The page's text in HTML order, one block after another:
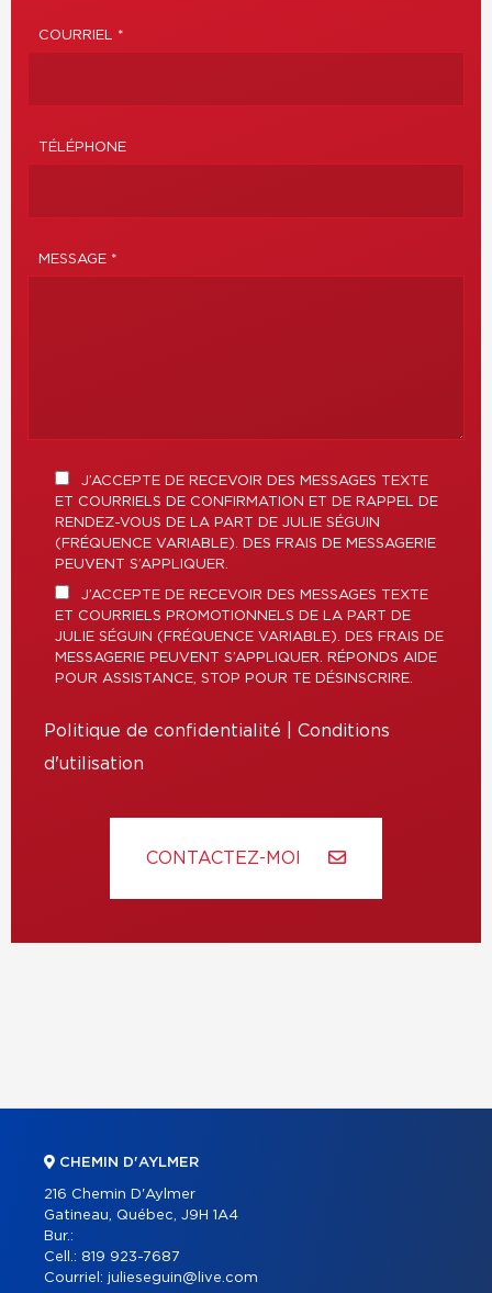
COURRIEL *
TÉLÉPHONE
MESSAGE *
J’ACCEPTE DE RECEVOIR DES MESSAGES TEXTE
ET COURRIELS DE CONFIRMATION ET DE RAPPEL DE
RENDEZ-VOUS DE LA PART DE JULIE SÉGUIN
(FRÉQUENCE VARIABLE). DES FRAIS DE MESSAGERIE
PEUVENT S’APPLIQUER.
J’ACCEPTE DE RECEVOIR DES MESSAGES TEXTE
ET COURRIELS PROMOTIONNELS DE LA PART DE
JULIE SÉGUIN (FRÉQUENCE VARIABLE). DES FRAIS DE
MESSAGERIE PEUVENT S’APPLIQUER. RÉPONDS AIDE
POUR ASSISTANCE, STOP POUR TE DÉSINSCRIRE.
Politique de confidentialité
Conditions
d'utilisation
CONTACTEZ-MOI
CHEMIN D'AYLMER
216 Chemin D'Aylmer
Gatineau, Québec, J9H 1A4
Bur.:
Cell.: 819 923-7687
Courriel: julieseguin@live.com